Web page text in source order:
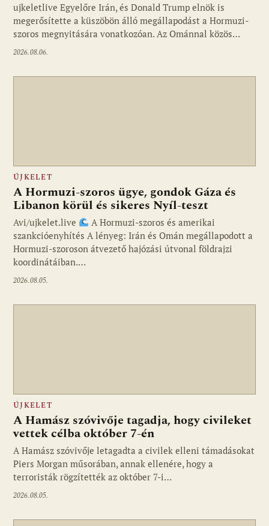
Fotó: ujkelet.live
ujkeletlive Egyelőre Irán, és Donald Trump elnök is
megerősítette a küszöbön álló megállapodást a Hormuzi-
szoros megnyitására vonatkozóan. Az Ománnal közös…
2026.08.06.
ÚJKELET
A Hormuzi-szoros ügye, gondok Gáza és
Libanon körül és sikeres Nyíl-teszt
Avi/ujkelet.live
A Hormuzi-szoros és amerikai
szankcióenyhítés A lényeg: Irán és Omán megállapodott a
Hormuzi-szoroson átvezető hajózási útvonal földrajzi
koordinátáiban.…
2026.08.05.
ÚJKELET
A Hamász szóvivője tagadja, hogy civileket
vettek célba október 7-én
A Hamász szóvivője letagadta a civilek elleni támadásokat
Piers Morgan műsorában, annak ellenére, hogy a
terroristák rögzítették az október 7-i…
2026.08.05.